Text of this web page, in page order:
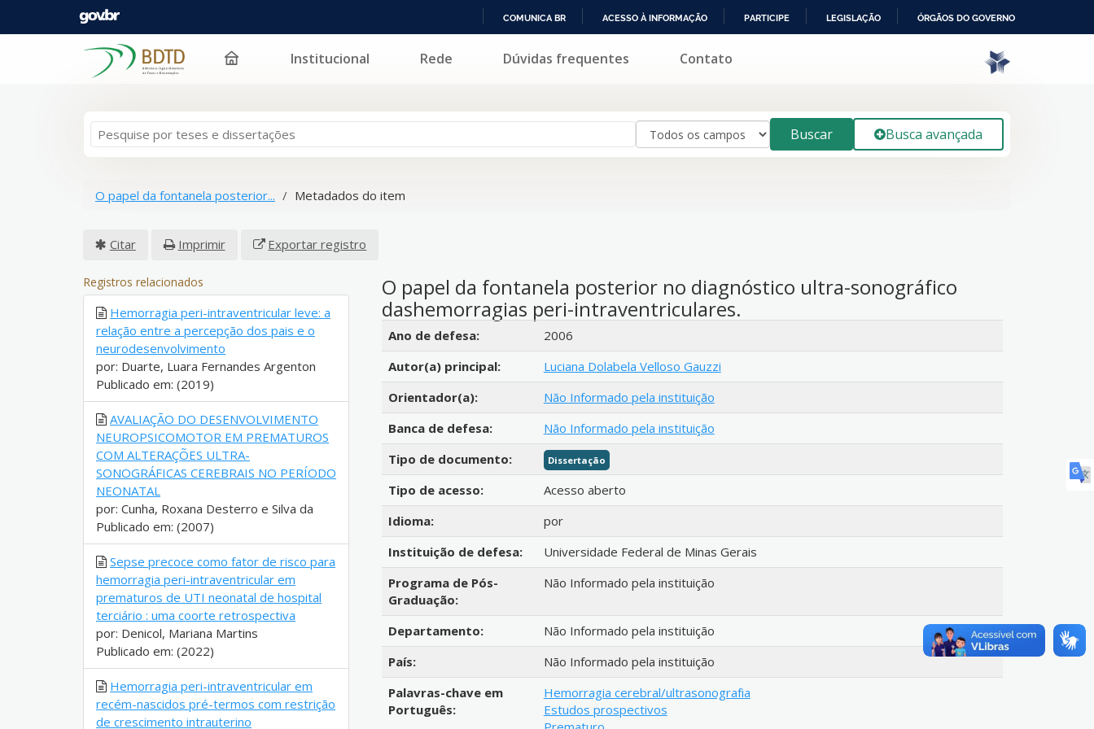
PARA
COMUNICA BR ACESSO À INFORMAÇÃO PARTICIPE LEGISLAÇÃO ÓRGÃOS DO GOVERNO
Pular para o conteúdo Institucional Rede Dúvidas frequentes Contato
Buscar Busca avançada
O papel da fontanela posterior... Metadados do item
Citar Imprimir Exportar registro
O papel da fontanela posterior no diagnóstico ultra-sonográfico
dashemorragias peri-intraventriculares.
Detalhes bibliográficos
Ano de defesa:
2006
Autor(a) principal:
Luciana Dolabela Velloso Gauzzi
Orientador(a):
Não Informado pela instituição
Banca de defesa:
Não Informado pela instituição
Tipo de documento:
Dissertação
Tipo de acesso:
Acesso aberto
Idioma:
por
Instituição de defesa:
Universidade Federal de Minas Gerais
Programa de Pós-
Graduação:
Não Informado pela instituição
Departamento:
Não Informado pela instituição
País:
Não Informado pela instituição
Palavras-chave em
Português:
Hemorragia cerebral/ultrasonografia
Estudos prospectivos
Registros relacionados
Hemorragia peri-intraventricular leve: a
relação entre a percepção dos pais e o
neurodesenvolvimento
por: Duarte, Luara Fernandes Argenton
Publicado em: (2019)
AVALIAÇÃO DO DESENVOLVIMENTO
NEUROPSICOMOTOR EM PREMATUROS
COM ALTERAÇÕES ULTRA-
SONOGRÁFICAS CEREBRAIS NO PERÍODO
NEONATAL
por: Cunha, Roxana Desterro e Silva da
Publicado em: (2007)
Sepse precoce como fator de risco para
hemorragia peri-intraventricular em
prematuros de UTI neonatal de hospital
terciário : uma coorte retrospectiva
por: Denicol, Mariana Martins
Publicado em: (2022)
Hemorragia peri-intraventricular em
recém-nascidos pré-termos com restrição
de crescimento intrauterino